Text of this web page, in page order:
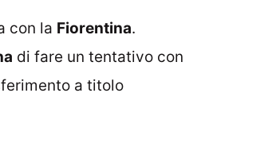
con la Fiorentina.
di fare un tentativo con
a titolo